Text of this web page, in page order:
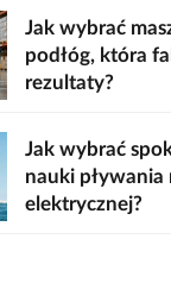
Jak wybrać
podłóg, która
rezultaty?
Jak wybrać
nauki pływania
elektrycznej?